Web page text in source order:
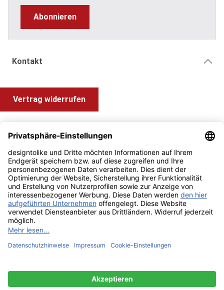
Abonnieren
Kontakt
Vertrag widerrufen
Information und Impressum
Zahlung & Versand
Impressum AGB
Alle Preise inkl. gesetzl. Mehrwertsteuer zzgl.Versandkosten
und ggf. Nachnahmegebühren, wenn nicht anders angegeben.